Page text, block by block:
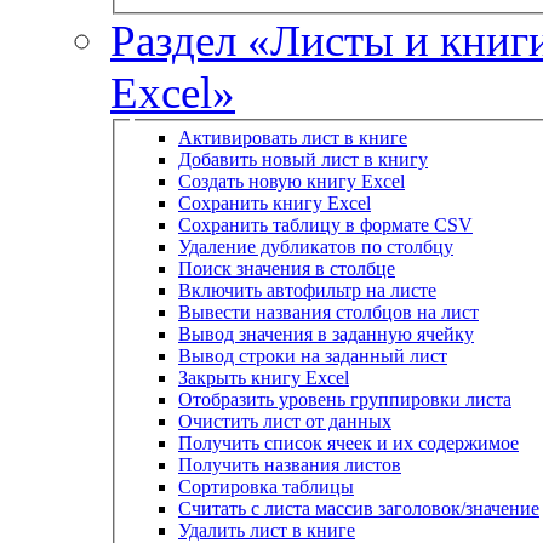
Раздел «Листы и
Excel»
Активировать лист в книге
Добавить новый лист в книгу
Создать новую книгу Excel
Сохранить книгу Excel
Сохранить таблицу в формате CSV
Удаление дубликатов по столбцу
Поиск значения в столбце
Включить автофильтр на листе
Вывести названия столбцов на лист
Вывод значения в заданную ячейку
Вывод строки на заданный лист
Закрыть книгу Excel
Отобразить уровень группировки листа
Очистить лист от данных
Получить список ячеек и их содержимое
Получить названия листов
Сортировка таблицы
Считать с листа массив заголовок/значение
Удалить лист в книге